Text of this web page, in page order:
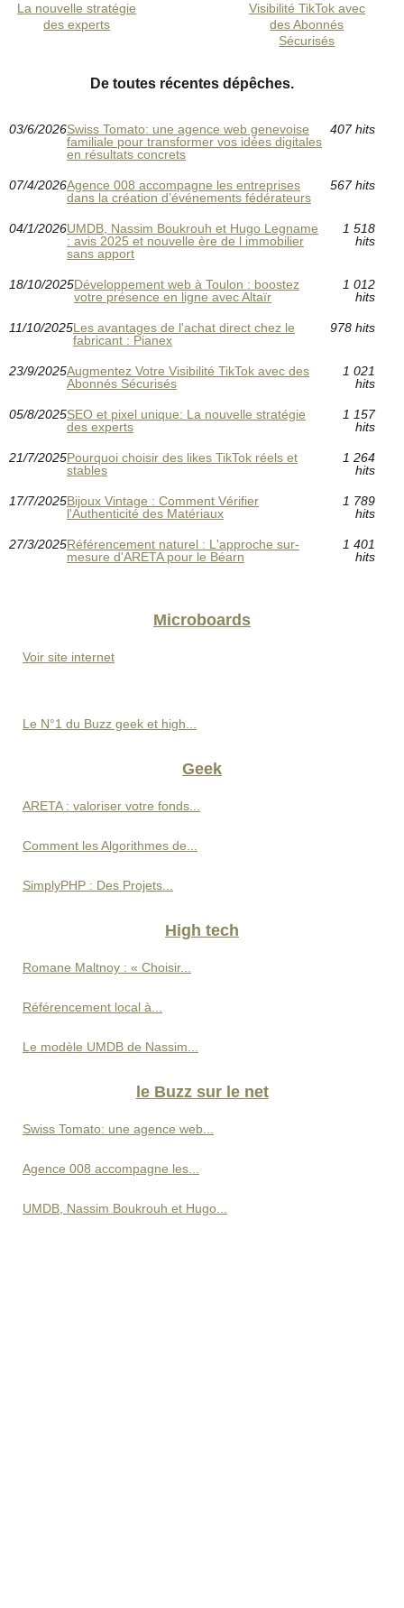
La nouvelle stratégie
des experts
Visibilité TikTok avec
des Abonnés
Sécurisés
De toutes récentes dépêches.
03/6/2026Swiss Tomato: une agence web genevoise
familiale pour transformer vos idées digitales
en résultats concrets
407 hits
07/4/2026Agence 008 accompagne les entreprises
dans la création d’événements fédérateurs
567 hits
04/1/2026UMDB, Nassim Boukrouh et Hugo Legname
: avis 2025 et nouvelle ère de l immobilier
sans apport
1 518
hits
18/10/2025Développement web à Toulon : boostez
votre présence en ligne avec Altaïr
1 012
hits
11/10/2025Les avantages de l'achat direct chez le
fabricant : Pianex
978 hits
23/9/2025Augmentez Votre Visibilité TikTok avec des
Abonnés Sécurisés
1 021
hits
05/8/2025SEO et pixel unique: La nouvelle stratégie
des experts
1 157
hits
21/7/2025Pourquoi choisir des likes TikTok réels et
stables
1 264
hits
17/7/2025Bijoux Vintage : Comment Vérifier
l'Authenticité des Matériaux
1 789
hits
27/3/2025Référencement naturel : L'approche sur-
mesure d'ARETA pour le Béarn
1 401
hits
Microboards
Voir site internet
Le N°1 du Buzz geek et high...
Geek
ARETA : valoriser votre fonds...
Comment les Algorithmes de...
SimplyPHP : Des Projets...
High tech
Romane Maltnoy : « Choisir...
Référencement local à...
Le modèle UMDB de Nassim...
le Buzz sur le net
Swiss Tomato: une agence web...
Agence 008 accompagne les...
UMDB, Nassim Boukrouh et Hugo...